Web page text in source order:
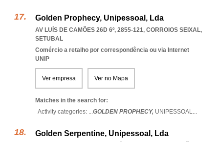
Golden Prophecy, Unipessoal, Lda
AV LUÍS DE CAMÕES 26D 6º, 2855-121, CORROIOS SEIXAL,
SETUBAL
Comércio a retalho por correspondência ou via Internet
UNIP
Ver empresa Ver no Mapa
Matches in the search for:
Activity categories: ...GOLDEN PROPHECY, UNIPESSOAL...
Golden Serpentine, Unipessoal, Lda